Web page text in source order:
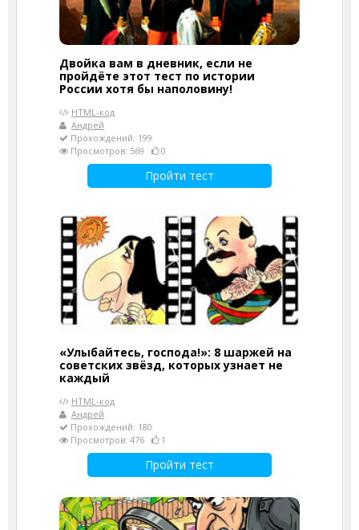
Двойка вам в дневник, если не
пройдёте этот тест по истории
России хотя бы наполовину!
HTML-код
Андрей
Прохождений: 199
Просмотров: 569
0
Пройти тест
«Улыбайтесь, господа!»: 8 шаржей на
советских звёзд, которых узнает не
каждый
HTML-код
Андрей
Прохождений: 180
Просмотров: 476
1
Пройти тест